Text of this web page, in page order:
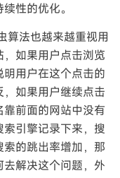
性的优化。
算法也越来越重视用
如果用户点击浏览
用户在这个点击的
如果用户继续点击
前面的网站中没有
引擎记录下来，搜
的跳出率增加，那
解决这个问题，外